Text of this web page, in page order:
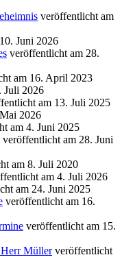
veröffentlicht am
Juni 2026
veröffentlicht am 28.
am 16. April 2023
Juli 2026
am 13. Juli 2025
2026
am 4. Juni 2025
veröffentlicht am 28. Juni
am 8. Juli 2020
am 4. Juli 2026
am 24. Juni 2025
veröffentlicht am 16.
veröffentlicht am 15.
Müller veröffentlicht